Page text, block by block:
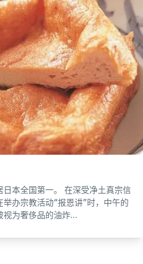
本全国第一。 在深受净土真宗信
办宗教活动“报恩讲”时，中午的
视为奢侈品的油炸...